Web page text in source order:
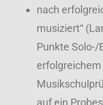
nach
musiziert“
Punkte Solo-/
auf ein